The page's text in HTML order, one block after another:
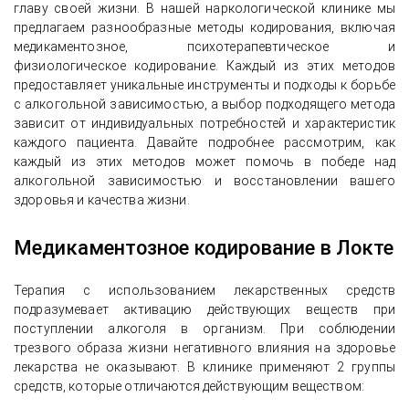
главу своей жизни. В нашей наркологической клинике мы
предлагаем разнообразные методы кодирования, включая
медикаментозное, психотерапевтическое и
физиологическое кодирование. Каждый из этих методов
предоставляет уникальные инструменты и подходы к борьбе
с алкогольной зависимостью, а выбор подходящего метода
зависит от индивидуальных потребностей и характеристик
каждого пациента. Давайте подробнее рассмотрим, как
каждый из этих методов может помочь в победе над
алкогольной зависимостью и восстановлении вашего
здоровья и качества жизни.
Медикаментозное кодирование в Локте
Терапия с использованием лекарственных средств
подразумевает активацию действующих веществ при
поступлении алкоголя в организм. При соблюдении
трезвого образа жизни негативного влияния на здоровье
лекарства не оказывают. В клинике применяют 2 группы
средств, которые отличаются действующим веществом: